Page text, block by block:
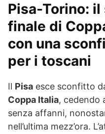
Pisa-Torino:
finale di
con una
per i toscani
Il Pisa esce sconfitto
Coppa Italia, cedendo
senza affanni,
nell’ultima mezz’ora.